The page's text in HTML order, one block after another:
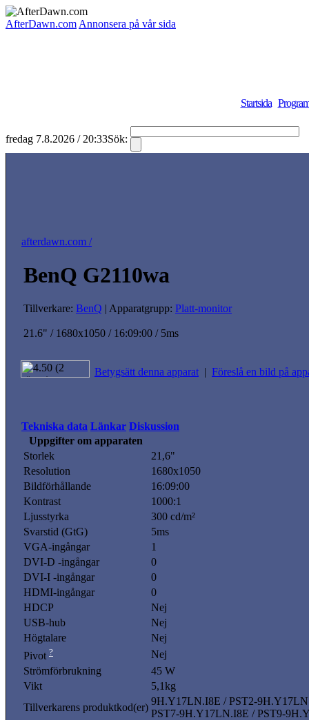
AfterDawn.com Annonsera på vår sida
Startsida
fredag 7.8.2026 / 20:33Sök:
afterdawn.com /
BenQ G2110wa
Tillverkare: BenQ | Apparatgrupp: Platt-monitor
21.6" / 1680x1050 / 16:09:00 / 5ms
Betygsätt denna apparat | Föreslå en bild på
Tekniska data Länkar Diskussion
Uppgifter om apparaten
Storlek
21,6"
Resolution
1680x1050
Bildförhållande
16:09:00
Kontrast
1000:1
Ljusstyrka
300 cd/m²
Svarstid (GtG)
5ms
VGA-ingångar
1
DVI-D -ingångar
0
DVI-I -ingångar
0
HDMI-ingångar
0
HDCP
Nej
USB-hub
Nej
Högtalare
Nej
Pivot ?
Nej
Strömförbrukning
45 W
Vikt
5,1kg
Tillverkarens produktkod(er)
9H.Y17LN.I8E / PST2-
PST7-9H.Y17LN.I8E / PST9-